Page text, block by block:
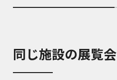
同じ施設の展覧会